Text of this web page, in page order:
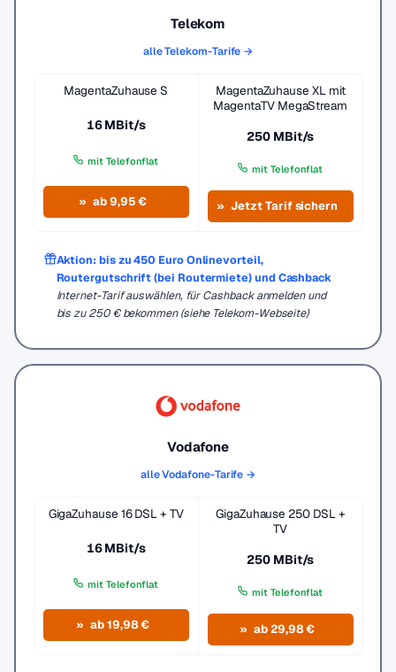
Telekom
alle Telekom-Tarife →
MagentaZuhause S
16 MBit/s
mit Telefonflat
ab 9,95 €
MagentaZuhause XL mit
MagentaTV MegaStream
250 MBit/s
mit Telefonflat
Jetzt Tarif sichern
Aktion: bis zu 450 Euro Onlinevorteil,
Routergutschrift (bei Routermiete) und Cashback
Internet-Tarif auswählen, für Cashback anmelden und
bis zu 250 € bekommen (siehe Telekom-Webseite)
Vodafone
alle Vodafone-Tarife →
GigaZuhause 16 DSL + TV
16 MBit/s
mit Telefonflat
ab 19,98 €
GigaZuhause 250 DSL +
TV
250 MBit/s
mit Telefonflat
ab 29,98 €